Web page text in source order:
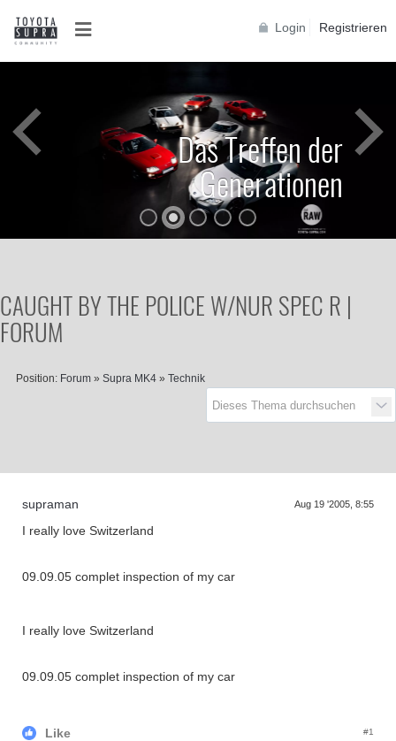
Login Registrieren
D
a
s
T
r
e
f
f
e
n
d
e
r
G
e
n
e
r
a
t
i
o
n
e
n
Das Treffen der
Generationen
CAUGHT BY THE POLICE W/NUR SPEC R |
FORUM
Position: Forum » Supra MK4 » Technik
supraman Aug 19 '2005, 8:55
I really love Switzerland
09.09.05 complet inspection of my car
I really love Switzerland
09.09.05 complet inspection of my car
Like #1